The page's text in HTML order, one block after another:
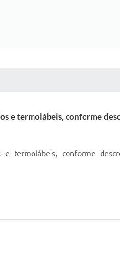
e termolábeis, conforme
e termolábeis, conforme